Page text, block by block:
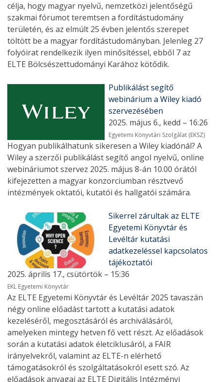
célja, hogy magyar nyelvű, nemzetközi jelentőségű
szakmai fórumot teremtsen a fordítástudomány
területén, és az elmúlt 25 évben jelentős szerepet
töltött be a magyar fordítástudományban. Jelenleg 27
folyóirat rendelkezik ilyen minősítéssel, ebből 7 az
ELTE Bölcsészettudományi Karához kötődik.
Publikálást segítő
webinárium a Wiley kiadó
szervezésében
2025. május 6., kedd – 16:26
Egyetemi Könyvtári Szolgálat (EKSZ)
Hogyan publikálhatunk sikeresen a Wiley kiadónál? A
Wiley a szerzői publikálást segítő angol nyelvű, online
webináriumot szervez 2025. május 8-án 10.00 órától
kifejezetten a magyar konzorciumban résztvevő
intézmények oktatói, kutatói és hallgatói számára.
Sikerrel zárultak az ELTE
Egyetemi Könyvtár és
Levéltár kutatási
adatkezeléssel kapcsolatos
tájékoztatói
2025. április 17., csütörtök – 15:36
EKL Egyetemi Könyvtár
Az ELTE Egyetemi Könyvtár és Levéltár 2025 tavaszán
négy online előadást tartott a kutatási adatok
kezeléséről, megosztásáról és archiválásáról,
amelyeken mintegy hetven fő vett részt. Az előadások
során a kutatási adatok életciklusáról, a FAIR
irányelvekről, valamint az ELTE-n elérhető
támogatásokról és szolgáltatásokról esett szó. Az
előadások anyagai az ELTE Digitális Intézményi